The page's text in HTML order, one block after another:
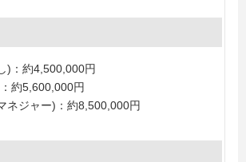
)：約4,500,000円
約5,600,000円
ネジャー)：約8,500,000円